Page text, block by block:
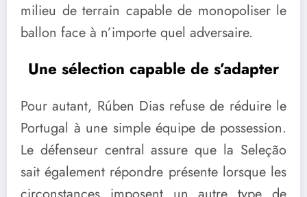
milieu de terrain capable de monopoliser le
ballon face à n’importe quel adversaire.
Une sélection capable de s’adapter
Pour autant, Rúben Dias refuse de réduire le
Portugal à une simple équipe de possession.
Le défenseur central assure que la Seleção
sait également répondre présente lorsque les